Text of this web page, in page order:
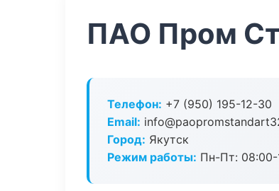
ПАО Пром
Телефон: +7 (950) 195-12-30
Email:
Город: Якутск
Режим работы: Пн-Пт: 08:00-